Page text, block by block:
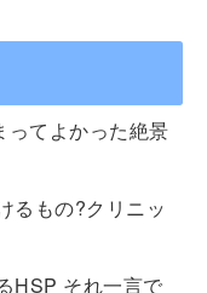
てよかった絶景
るもの?クリニッ
HSP それ一言で